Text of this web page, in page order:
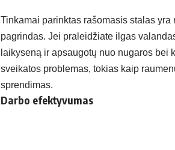
Tinkamai parinktas rašomasis stalas
pagrindas. Jei praleidžiate ilgas
laikyseną ir apsaugotų nuo nugaros
sveikatos problemas, tokias kaip
sprendimas.
Darbo efektyvumas